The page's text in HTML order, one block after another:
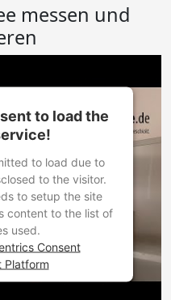
messen und
to load the
to load due to
to the visitor.
to setup the site
content to the list of
used.
Consent
Platform